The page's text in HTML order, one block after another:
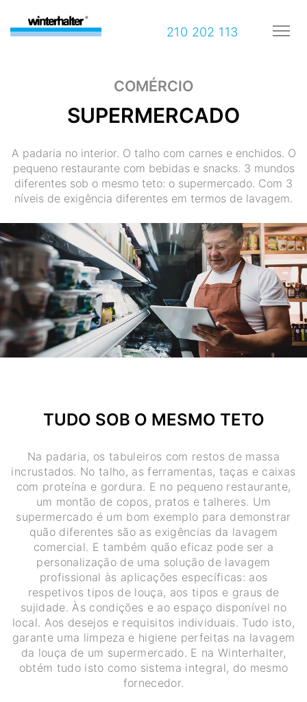
210 202 113
COMÉRCIO
SUPERMERCADO
A padaria no interior. O talho com carnes e enchidos. O
pequeno restaurante com bebidas e snacks. 3 mundos
diferentes sob o mesmo teto: o supermercado. Com 3
níveis de exigência diferentes em termos de lavagem.
TUDO SOB O MESMO TETO
Na padaria, os tabuleiros com restos de massa
incrustados. No talho, as ferramentas, taças e caixas
com proteína e gordura. E no pequeno restaurante,
um montão de copos, pratos e talheres. Um
supermercado é um bom exemplo para demonstrar
quão diferentes são as exigências da lavagem
comercial. E também quão eficaz pode ser a
personalização de uma solução de lavagem
profissional às aplicações específicas: aos
respetivos tipos de louça, aos tipos e graus de
sujidade. Às condições e ao espaço disponível no
local. Aos desejos e requisitos individuais. Tudo isto,
garante uma limpeza e higiene perfeitas na lavagem
da louça de um supermercado. E na Winterhalter,
obtém tudo isto como sistema integral, do mesmo
fornecedor.